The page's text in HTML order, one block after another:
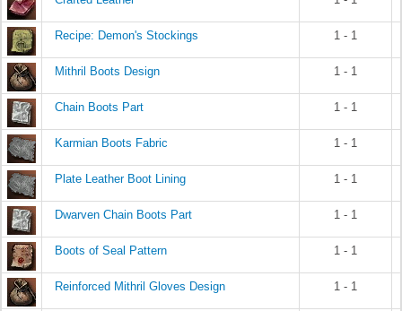
Recipe: Demon's Stockings 1 - 1
Mithril Boots Design 1 - 1
Chain Boots Part 1 - 1
Karmian Boots Fabric 1 - 1
Plate Leather Boot Lining 1 - 1
Dwarven Chain Boots Part 1 - 1
Boots of Seal Pattern 1 - 1
Reinforced Mithril Gloves Design 1 - 1